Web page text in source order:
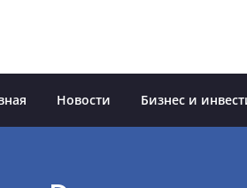
Новости Бизнес и